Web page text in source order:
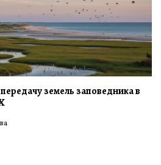
земель заповедника в